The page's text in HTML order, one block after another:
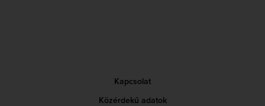
Kapcsolat
Közérdekű adatok